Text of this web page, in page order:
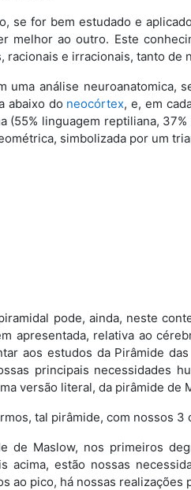
se for bem estudado e
melhor ao outro. Este
racionais e irracionais, tanto de
uma análise neuroanatomica,
abaixo do neocórtex, e, em
(55% linguagem reptiliana,
simbolizada por um
pode, ainda, neste
apresentada, relativa ao
aos estudos da Pirâmide
principais necessidades
versão literal, da pirâmide de
tal pirâmide, com nossos
de Maslow, nos primeiros
acima, estão nossas
ao pico, há nossas realizações